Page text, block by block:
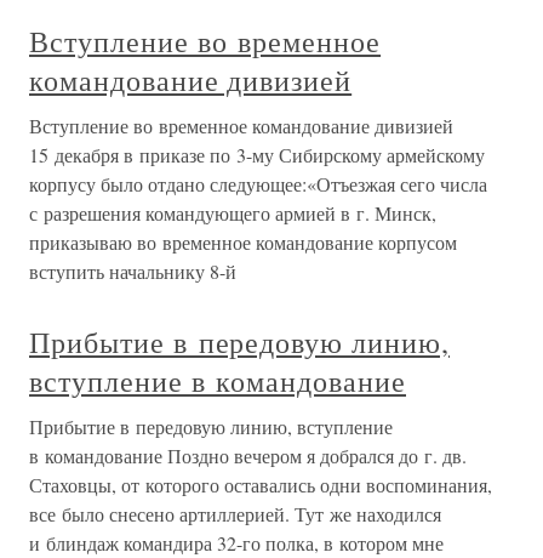
Вступление во временное
командование дивизией
Вступление во временное командование дивизией
15 декабря в приказе по 3-му Сибирскому армейскому
корпусу было отдано следующее:«Отъезжая сего числа
с разрешения командующего армией в г. Минск,
приказываю во временное командование корпусом
вступить начальнику 8-й
Прибытие в передовую линию,
вступление в командование
Прибытие в передовую линию, вступление
в командование Поздно вечером я добрался до г. дв.
Стаховцы, от которого оставались одни воспоминания,
все было снесено артиллерией. Тут же находился
и блиндаж командира 32-го полка, в котором мне